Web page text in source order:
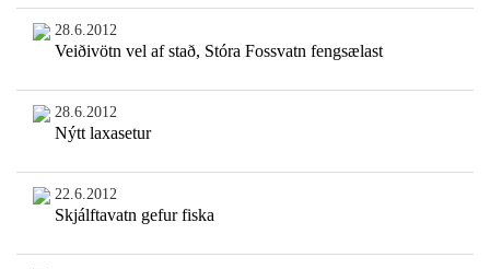
28.6.2012
Veiðivötn vel af stað, Stóra Fossvatn fengsælast
28.6.2012
Nýtt laxasetur
22.6.2012
Skjálftavatn gefur fiska